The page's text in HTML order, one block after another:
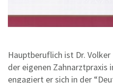
Hauptberuflich ist Dr.
der eigenen Zahnarztpraxis
engagiert er sich in der